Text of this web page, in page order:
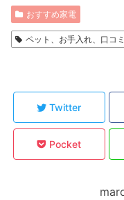
おすすめ家電
ペット、お手入れ、口コ
Twitter
Pocket